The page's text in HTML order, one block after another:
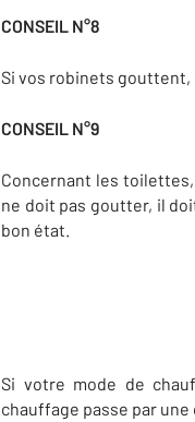
CONSEIL N°8
Si vos robinets
CONSEIL N°9
Concernant les toilettes,
ne doit pas goutter, il
bon état.
Si votre mode de
chauffage passe par